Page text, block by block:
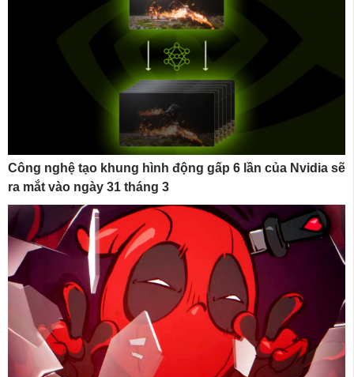
Công nghệ tạo khung hình động gấp 6 lần của Nvidia sẽ
ra mắt vào ngày 31 tháng 3